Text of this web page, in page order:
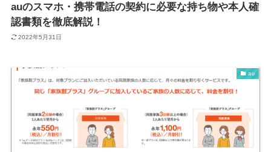
auのスマホ・携帯電話の契約に必要な持ち物や本人確
認書類を徹底解説！
2022年5月31日
au